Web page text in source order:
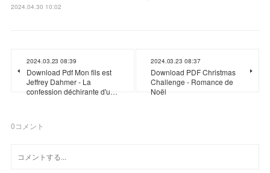
2024.04.30 10:02
2024.03.23 08:39
Download Pdf Mon fils est
Jeffrey Dahmer - La
confession déchirante d'u…
2024.03.23 08:37
Download PDF Christmas
Challenge - Romance de
Noël
0コメント